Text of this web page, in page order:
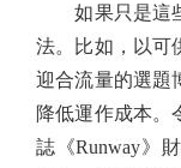
如果只是這些
法。比如，以可
迎合流量的選題
降低運作成本。
誌《Runway》